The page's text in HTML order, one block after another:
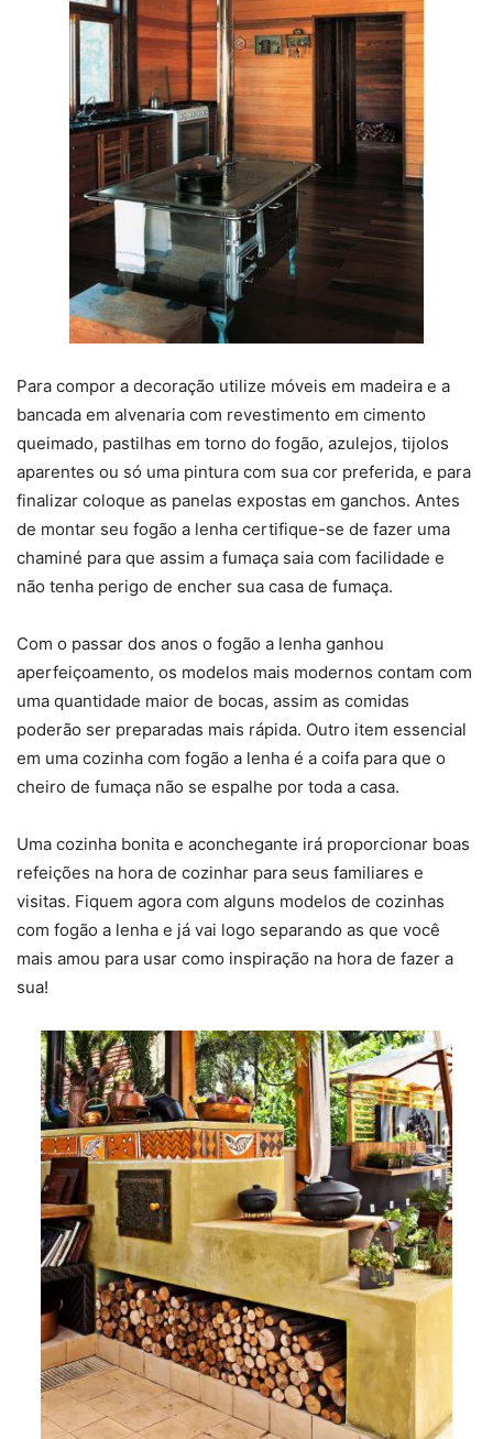
Para compor a decoração utilize móveis em madeira e a
bancada em alvenaria com revestimento em cimento
queimado, pastilhas em torno do fogão, azulejos, tijolos
aparentes ou só uma pintura com sua cor preferida, e para
finalizar coloque as panelas expostas em ganchos. Antes
de montar seu fogão a lenha certifique-se de fazer uma
chaminé para que assim a fumaça saia com facilidade e
não tenha perigo de encher sua casa de fumaça.
Com o passar dos anos o fogão a lenha ganhou
aperfeiçoamento, os modelos mais modernos contam com
uma quantidade maior de bocas, assim as comidas
poderão ser preparadas mais rápida. Outro item essencial
em uma cozinha com fogão a lenha é a coifa para que o
cheiro de fumaça não se espalhe por toda a casa.
Uma cozinha bonita e aconchegante irá proporcionar boas
refeições na hora de cozinhar para seus familiares e
visitas. Fiquem agora com alguns modelos de cozinhas
com fogão a lenha e já vai logo separando as que você
mais amou para usar como inspiração na hora de fazer a
sua!